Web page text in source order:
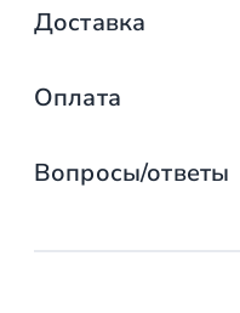
Доставка
Доставка от
от упаковки на
Какие изделия
маршевые,
Оплата
Оплата услуг
Вопросы/ответы
Предусмотрена ли